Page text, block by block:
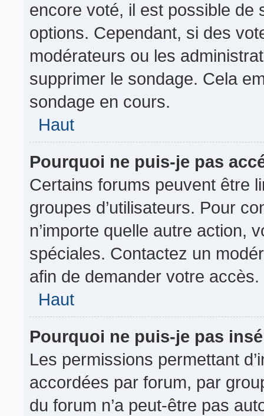
encore voté, il est possible de
options. Cependant, si des
modérateurs ou les
supprimer le sondage. Cela
sondage en cours.
Haut
Pourquoi ne puis-je pas
Certains forums peuvent être
groupes d’utilisateurs. Pour
n’importe quelle autre action,
spéciales. Contactez un
afin de demander votre accès.
Haut
Pourquoi ne puis-je pas
Les permissions permettant
accordées par forum, par
du forum n’a peut-être pas